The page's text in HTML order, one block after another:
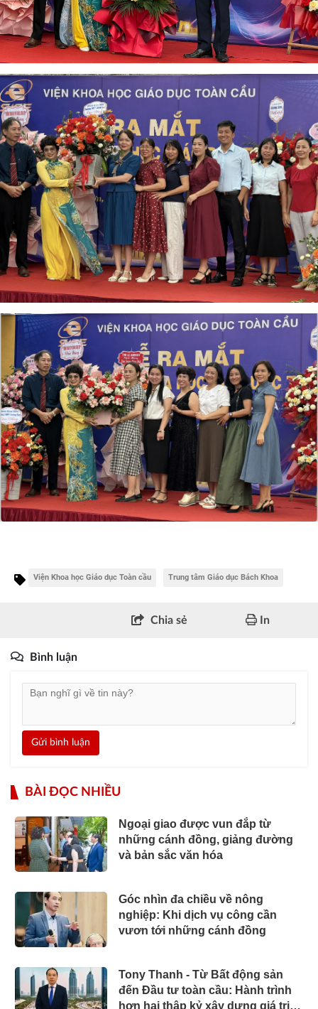
Viện Khoa học Giáo dục Toàn cầu Trung tâm Giáo dục Bách Khoa
Chia sẻ In
Bình luận
Gửi bình luận
BÀI ĐỌC NHIỀU
Ngoại giao được vun đắp từ
những cánh đồng, giảng đường
và bản sắc văn hóa
Góc nhìn đa chiều về nông
nghiệp: Khi dịch vụ công cần
vươn tới những cánh đồng
Tony Thanh - Từ Bất động sản
đến Đầu tư toàn cầu: Hành trình
hơn hai thập kỷ xây dựng giá trị